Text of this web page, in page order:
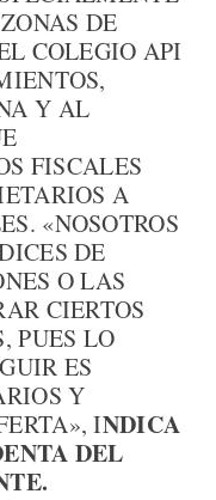
DE
COLEGIO API
Y AL
FISCALES
A
«NOSOTROS
DE
O LAS
CIERTOS
PUES LO
ES
Y
INDICA
DEL